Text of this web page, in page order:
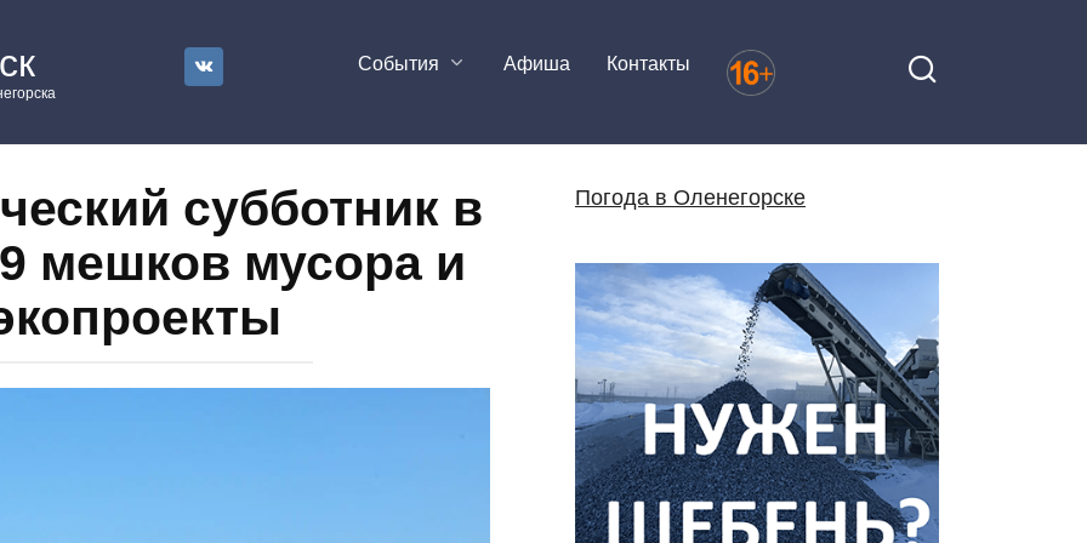
События Афиша Контакты
субботник в
мешков мусора и
Погода в Оленегорске